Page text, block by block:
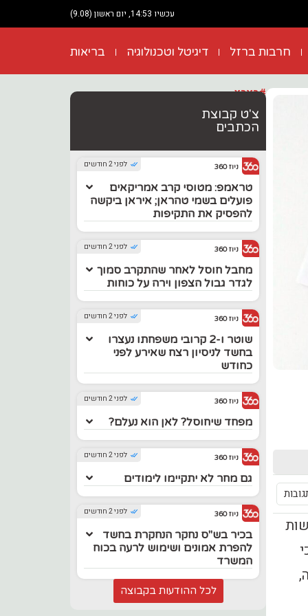
עכשיו 14:53, יום ראשון (9.08)
חרבות ברזל דיגיטל וטכנולוגיה בריאות
של רשות
כי
#בארץ
צ'ט קבוצת
הכתבים
לפני 2 חודשים ניוז 360
טראמפ: מטוסי קרב אמריקאים
פועלים בשמי טהראן; איראן ביקשה
להפסיק את התקיפות
לפני 2 חודשים ניוז 360
מחבל חוסל לאחר שהתקרב סמוך
לגדר גבול הצפון וירה על כוחות
לפני 2 חודשים ניוז 360
שוטר ו-2 קרובי משפחתו נעצרו
בחשד לניסיון רצח שאירע לפני
כחודש
לפני 2 חודשים ניוז 360
מפחד שיחוסל? לאן הוא נעלם?
לפני 2 חודשים ניוז 360
גם מחר לא יתקיימו לימודים
לפני 2 חודשים ניוז 360
בכיר בש"ס נחקר הנחקרת בחשד
להפרת אמונים ושימוש לרעה בכוח
המשרד
לכל ההודעות בקבוצה